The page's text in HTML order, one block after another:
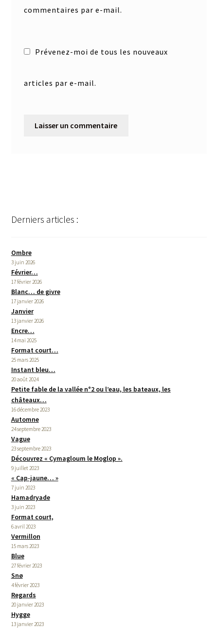
commentaires par e-mail.
Prévenez-moi de tous les nouveaux
articles par e-mail.
Derniers articles :
Ombre
3 juin 2026
Février…
17 février 2026
Blanc… de givre
17 janvier 2026
Janvier
13 janvier 2026
Encre…
14 mai 2025
Format court…
25 mars 2025
Instant bleu…
20 août 2024
Petite fable de la vallée n°2 ou l’eau, les bateaux, les
châteaux…
16 décembre 2023
Automne
24 septembre 2023
Vague
23 septembre 2023
Découvrez « Cymagloum le Moglop ».
9 juillet 2023
« Cap-jaune… »
7 juin 2023
Hamadryade
3 juin 2023
Format court,
6 avril 2023
Vermillon
15 mars 2023
Blue
27 février 2023
Snø
4 février 2023
Regards
20 janvier 2023
Hygge
13 janvier 2023